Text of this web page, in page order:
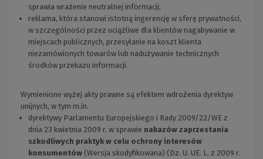
sprawia wrażenie neutralnej informacji;
reklama, która stanowi istotną ingerencję w sferę prywatności,
w szczególności przez uciążliwe dla klientów nagabywanie w
miejscach publicznych, przesyłanie na koszt klienta
niezamówionych towarów lub nadużywanie technicznych
środków przekazu informacji.
Wymienione wyżej akty prawne są efektem wdrożenia dyrektyw
unijnych, w tym m.in.
dyrektywy Parlamentu Europejskiego i Rady 2009/22/WE z
dnia 23 kwietnia 2009 r. w sprawie nakazów zaprzestania
szkodliwych praktyk w celu ochrony interesów
konsumentów (Wersja skodyfikowana) (Dz. U. UE. L. z 2009 r.